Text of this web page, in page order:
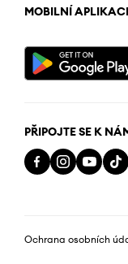
MOBILNÍ
PŘIPOJTE SE K
Ochrana osobních